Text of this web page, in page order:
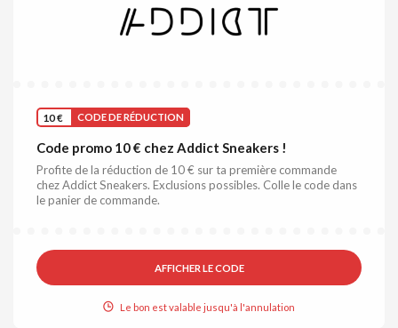
10 € CODE DE RÉDUCTION
Code promo 10 € chez Addict Sneakers !
Profite de la réduction de 10 € sur ta première commande
chez Addict Sneakers. Exclusions possibles. Colle le code dans
le panier de commande.
AFFICHER LE CODE
Le bon est valable jusqu'à l'annulation